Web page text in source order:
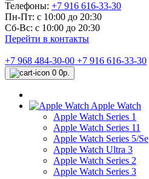
Телефоны: +7 916 616-33-30
Пн-Пт: с 10:00 до 20:30
Сб-Вс: с 10:00 до 20:30
Перейти в контакты
+7 968 484-30-00 +7 916 616-33-30
0 0р.
Apple Watch
Apple Watch Series 1
Apple Watch Series 11
Apple Watch Series 5/Se
Apple Watch Ultra 3
Apple Watch Series 2
Apple Watch Series 3